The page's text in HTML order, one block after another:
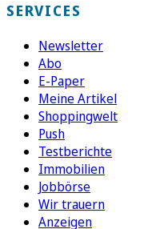
SERVICES
Newsletter
Abo
E-Paper
Meine Artikel
Shoppingwelt
Push
Testberichte
Immobilien
Jobbörse
Wir trauern
Anzeigen